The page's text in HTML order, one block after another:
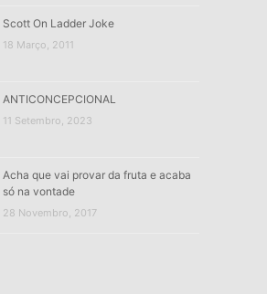
Scott On Ladder Joke
18 Março, 2011
ANTICONCEPCIONAL
11 Setembro, 2023
Acha que vai provar da fruta e acaba
só na vontade
28 Novembro, 2017